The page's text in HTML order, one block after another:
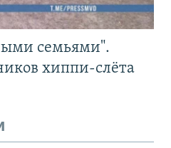
семьями".
хиппи-слёта